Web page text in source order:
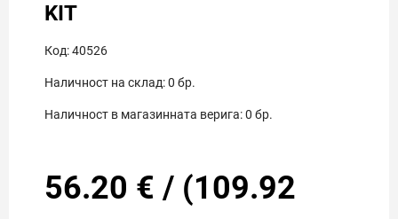
KIT
Код:40526
Наличност на склад:0 бр.
Наличност в магазинната верига:0 бр.
56.20 € / (109.92